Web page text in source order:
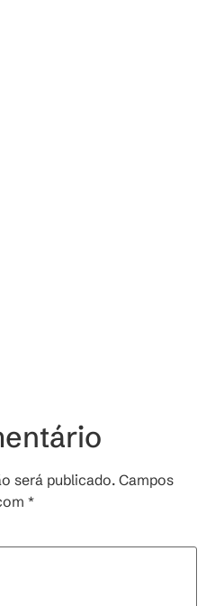
será publicado. Campos
*